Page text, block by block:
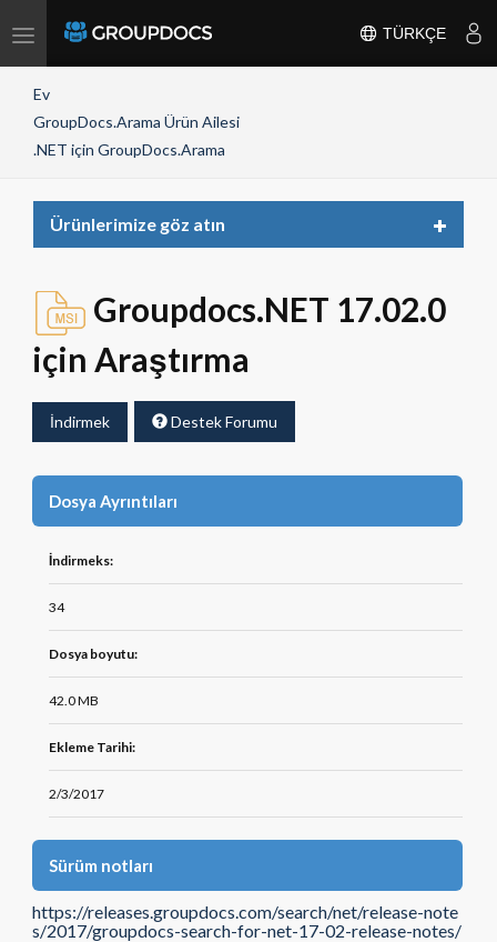
Toggle
TÜRKÇE
Ev
GroupDocs.Arama Ürün Ailesi
.NET için GroupDocs.Arama
Ürünlerimize göz atın
Toggle
Groupdocs.NET 17.02.0
için Araştırma
İndirmek Destek Forumu
Dosya Ayrıntıları
İndirmeks:
34
Dosya boyutu:
42.0 MB
Ekleme Tarihi:
2/3/2017
Sürüm notları
https://releases.groupdocs.com/search/net/release-note
s/2017/groupdocs-search-for-net-17-02-release-notes/